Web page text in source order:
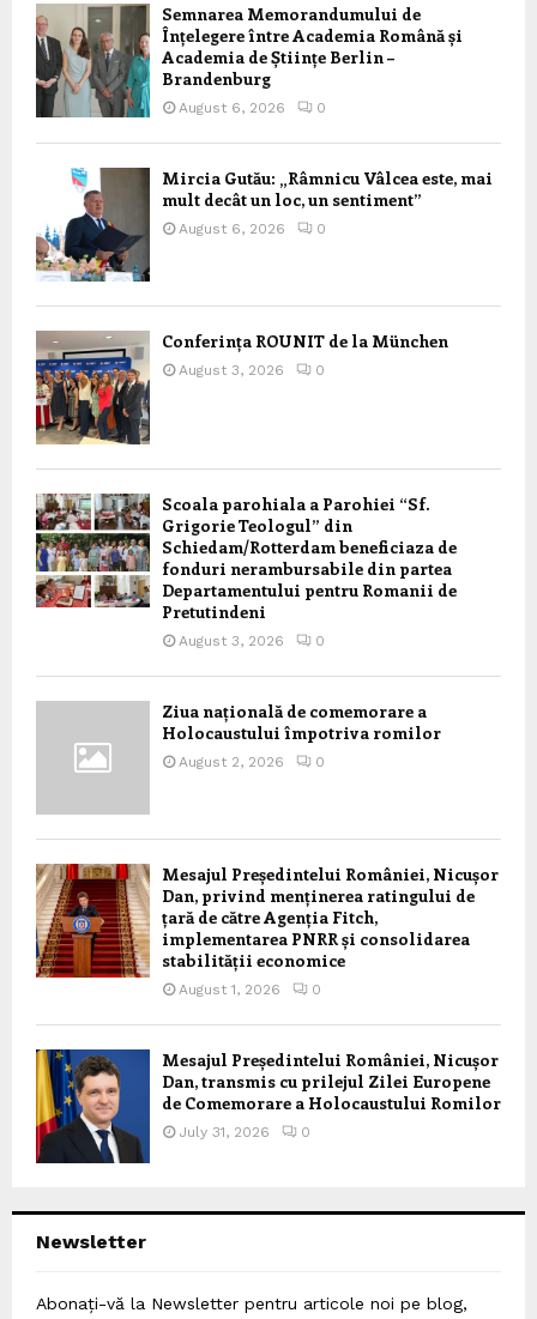
Semnarea Memorandumului de
Înțelegere între Academia Română și
Academia de Științe Berlin –
Brandenburg
August 6, 2026 0
Mircia Gutău: „Râmnicu Vâlcea este, mai
mult decât un loc, un sentiment”
August 6, 2026 0
Conferința ROUNIT de la München
August 3, 2026 0
Scoala parohiala a Parohiei “Sf.
Grigorie Teologul” din
Schiedam/Rotterdam beneficiaza de
fonduri nerambursabile din partea
Departamentului pentru Romanii de
Pretutindeni
August 3, 2026 0
Ziua națională de comemorare a
Holocaustului împotriva romilor
August 2, 2026 0
Mesajul Președintelui României, Nicușor
Dan, privind menținerea ratingului de
țară de către Agenția Fitch,
implementarea PNRR și consolidarea
stabilității economice
August 1, 2026 0
Mesajul Președintelui României, Nicușor
Dan, transmis cu prilejul Zilei Europene
de Comemorare a Holocaustului Romilor
July 31, 2026 0
Newsletter
Abonați-vă la Newsletter pentru articole noi pe blog,